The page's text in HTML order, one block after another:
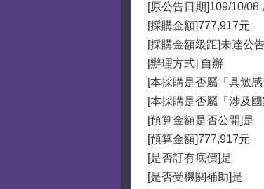
[原公告日期]109/10/
[採購金額]777,917元
[採購金額級距]未達公
[辦理方式] 自辦
[本採購是否屬「具敏
[本採購是否屬「涉及
[預算金額是否公開]是
[預算金額]777,917元
[是否訂有底價]是
[是否受機關補助]是